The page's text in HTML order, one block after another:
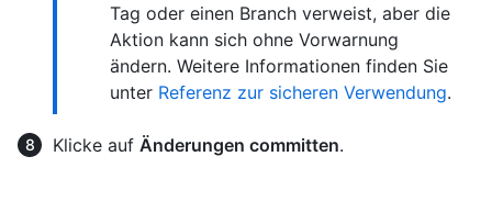
Tag oder einen Branch verweist, aber die
Aktion kann sich ohne Vorwarnung
ändern. Weitere Informationen finden Sie
unter Referenz zur sicheren Verwendung.
Klicke auf Änderungen committen.